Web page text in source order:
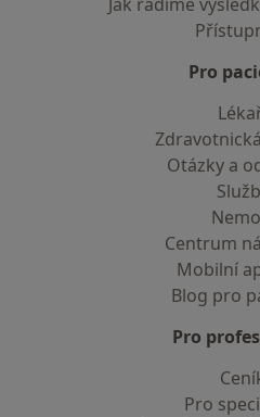
Pro
Otázky a
Centrum
Mobilní
Blog pro
Pro
Pro